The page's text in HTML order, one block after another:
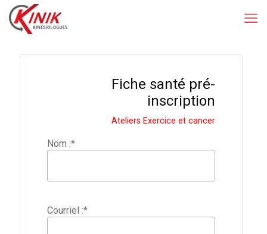
Fiche santé pré-
inscription
Ateliers Exercice et cancer
Nom :*
Courriel :*